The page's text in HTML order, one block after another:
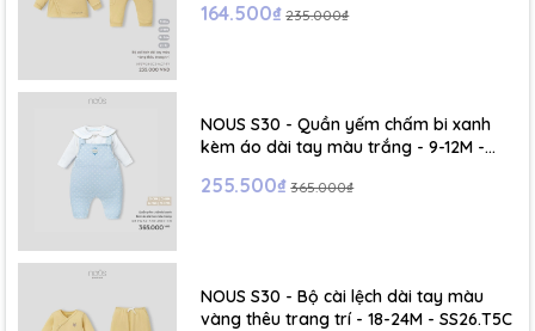
- Size XL :2- 6 tuổi 164.500₫ 235.000₫
NOUS S30 - Quần yếm chấm bi xanh
kèm áo dài tay màu trắng - 9-12M -
255.500₫ 365.000₫
NOUS S30 - Bộ cài lệch dài tay màu
vàng thêu trang trí - 18-24M - SS26.T5C